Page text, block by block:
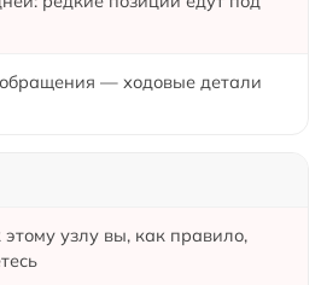
— ходовые детали
узлу вы, как правило,